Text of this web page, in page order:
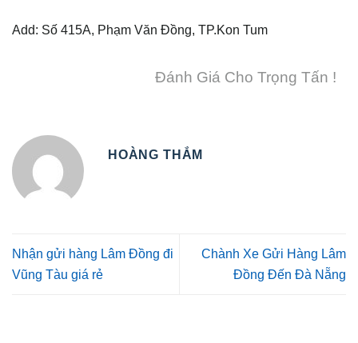
Add: Số 415A, Phạm Văn Đồng, TP.Kon Tum
Đánh Giá Cho Trọng Tấn !
HOÀNG THẮM
Nhận gửi hàng Lâm Đồng đi
Vũng Tàu giá rẻ
Chành Xe Gửi Hàng Lâm
Đồng Đến Đà Nẵng